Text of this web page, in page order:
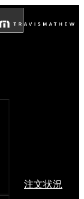
注文状況